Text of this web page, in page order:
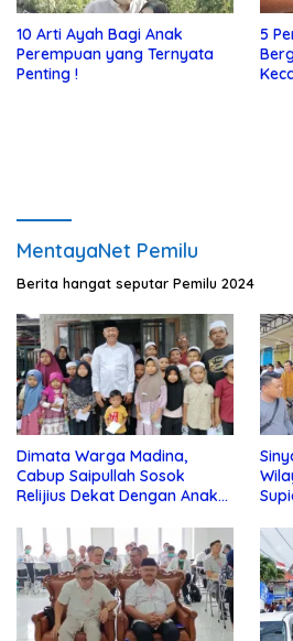
10 Arti Ayah Bagi Anak
Perempuan yang Ternyata
Penting !
5
MentayaNet Pemilu
Berita hangat seputar Pemilu 2024
Dimata Warga Madina,
Cabup Saipullah Sosok
Relijius Dekat Dengan Anak